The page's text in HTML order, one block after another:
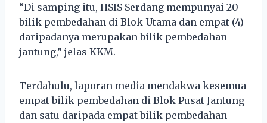
“Di samping itu, HSIS Serdang mempunyai 20
bilik pembedahan di Blok Utama dan empat (4)
daripadanya merupakan bilik pembedahan
jantung,” jelas KKM.
Terdahulu, laporan media mendakwa kesemua
empat bilik pembedahan di Blok Pusat Jantung
dan satu daripada empat bilik pembedahan